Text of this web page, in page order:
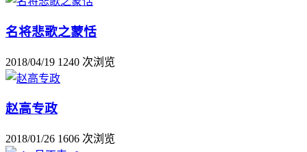
名将悲歌之蒙恬
2018/04/19 1240 次浏览
赵高专政
2018/01/26 1606 次浏览